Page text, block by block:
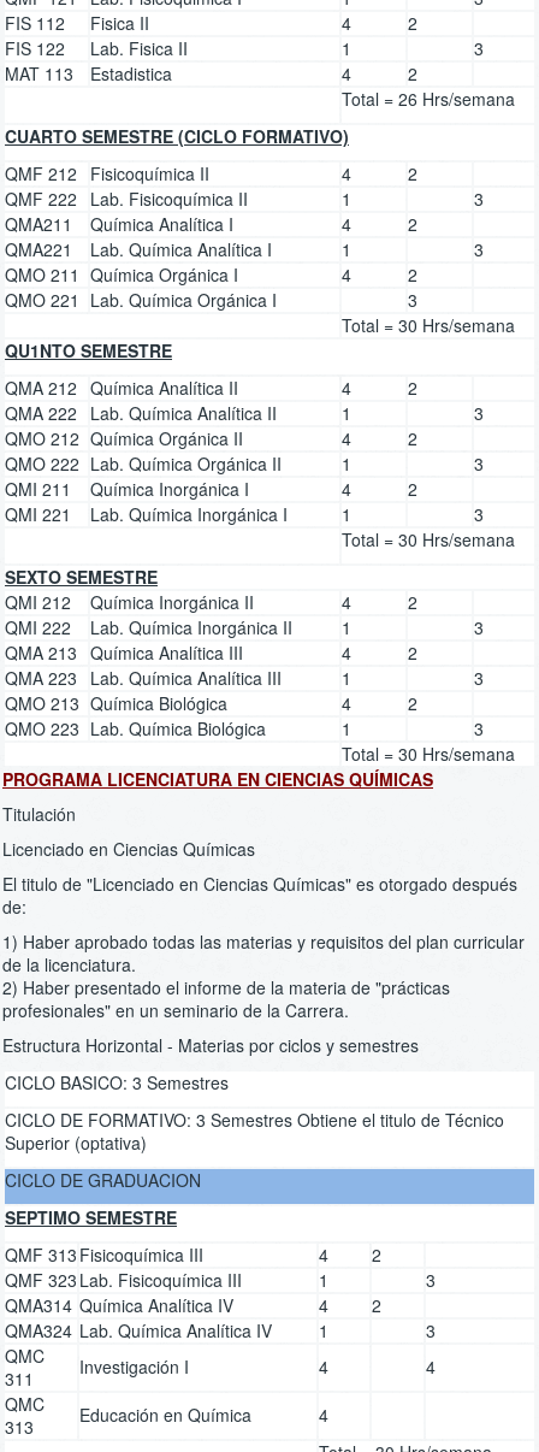
FIS 112
Fisica II 4
2
FIS 122
Lab. Fisica II 1
3
MAT 113
Estadistica 4
2
Total = 26 Hrs/semana
CUARTO SEMESTRE (CICLO FORMATIVO)
QMF 212
Fisicoquímica II 4
2
QMF 222
Lab. Fisicoquímica II 1
3
QMA211
Química Analítica I 4
2
QMA221
Lab. Química Analítica I 1
3
QMO 211 Química Orgánica I 4
2
QMO 221
Lab. Química Orgánica I
3
Total = 30 Hrs/semana
QU1NTO SEMESTRE
QMA 212 Química Analítica II 4
2
QMA 222
Lab. Química Analítica II 1
3
QMO 212 Química Orgánica II 4
2
QMO 222 Lab. Química Orgánica II 1
3
QMI 211
Química Inorgánica I 4
2
QMI 221
Lab. Química Inorgánica I 1
3
Total = 30 Hrs/semana
SEXTO SEMESTRE
QMI 212
Química Inorgánica II 4
2
QMI 222
Lab. Química Inorgánica II 1
3
QMA 213 Química Analítica III 4
2
QMA 223
Lab. Química Analítica III 1
3
QMO 213 Química Biológica 4
2
QMO 223 Lab. Química Biológica 1
3
Total = 30 Hrs/semana
PROGRAMA LICENCIATURA EN CIENCIAS QUÍMICAS
Titulación
Licenciado en Ciencias Químicas
El titulo de "Licenciado en Ciencias Químicas" es otorgado después
de:
1) Haber aprobado todas las materias y requisitos del plan curricular
de la licenciatura.
2) Haber presentado el informe de la materia de "prácticas
profesionales" en un seminario de la Carrera.
Estructura Horizontal - Materias por ciclos y semestres
CICLO BASICO: 3 Semestres
CICLO DE FORMATIVO: 3 Semestres Obtiene el titulo de Técnico
Superior (optativa)
CICLO DE GRADUACION
SEPTIMO SEMESTRE
QMF 313 Fisicoquímica III 4
2
QMF 323 Lab. Fisicoquímica III 1
3
QMA314 Química Analítica IV 4
2
QMA324 Lab. Química Analítica IV 1
3
QMC
311
Investigación I 4
4
QMC
313
Educación en Química
4